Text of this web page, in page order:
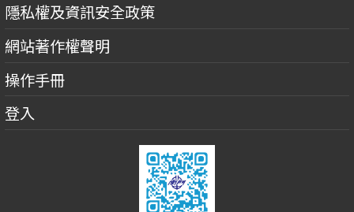
隱私權及資訊安全政策
網站著作權聲明
操作手冊
登入